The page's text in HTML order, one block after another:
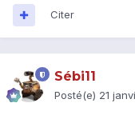
Citer
Sébi11
Posté(e) 21